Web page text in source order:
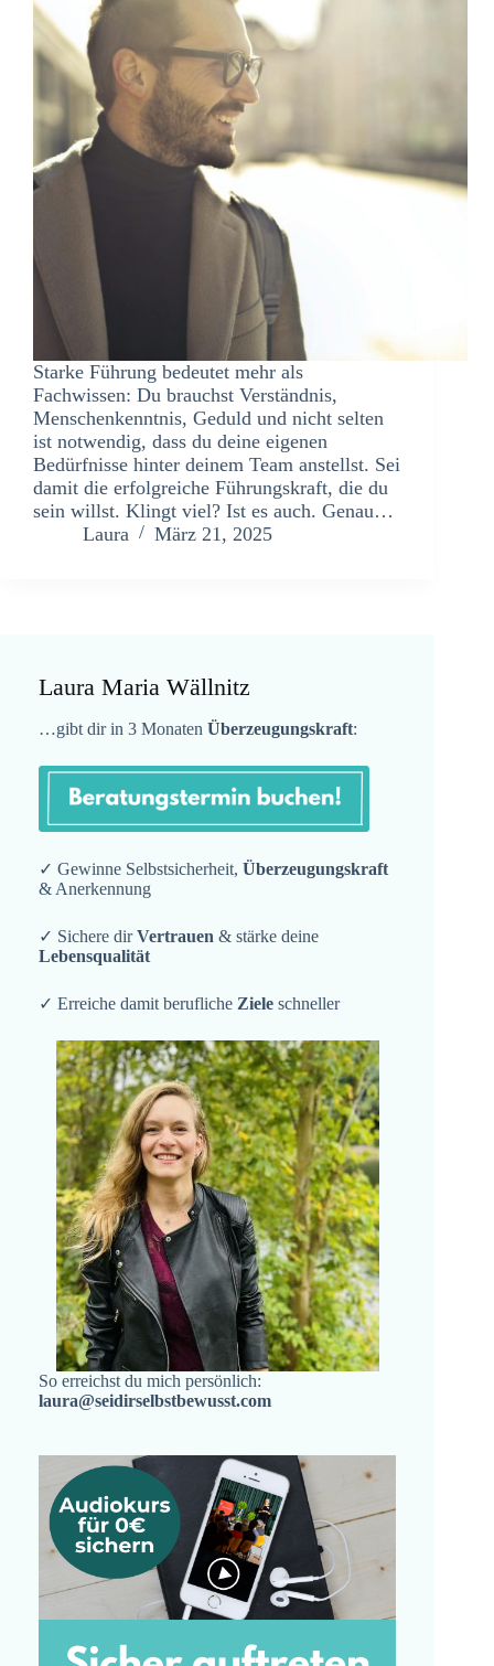
Starke Führung bedeutet mehr als
Fachwissen: Du brauchst Verständnis,
Menschenkenntnis, Geduld und nicht selten
ist notwendig, dass du deine eigenen
Bedürfnisse hinter deinem Team anstellst. Sei
damit die erfolgreiche Führungskraft, die du
sein willst. Klingt viel? Ist es auch. Genau…
Laura
März 21, 2025
Laura Maria Wällnitz
…gibt dir in 3 Monaten Überzeugungskraft:
✓ Gewinne Selbstsicherheit, Überzeugungskraft
& Anerkennung
✓ Sichere dirVertrauen & stärke deine
Lebensqualität
✓ Erreiche damit berufliche Ziele schneller
So erreichst du mich persönlich:
laura@seidirselbstbewusst.com